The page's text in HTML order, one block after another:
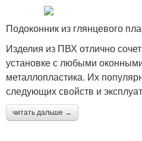
Подоконник из глянцевого
Изделия из ПВХ отлично
установке с любыми
металлопластика. Их
следующих свойств и
читать дальше →